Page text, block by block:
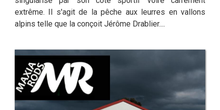
extrême. Il s'agit de la pêche aux leurres en vallons
alpins telle que la conçoit Jérôme Drablier....